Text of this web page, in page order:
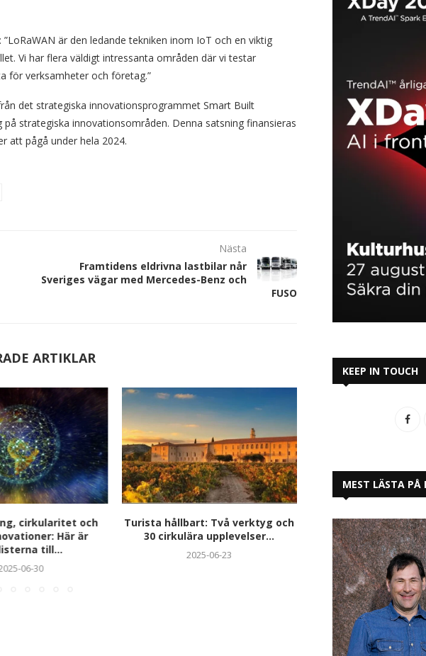
är den ledande tekniken inom IoT och en viktig
Vi har flera väldigt intressanta områden där vi testar
för verksamheter och företag.”
det strategiska innovationsprogrammet Smart Built
strategiska innovationsområden. Denna satsning finansieras
att pågå under hela 2024.
Nästa
Framtidens eldrivna lastbilar når
Sveriges vägar med Mercedes-Benz och
FUSO
ARTIKLAR
cirkularitet och
Här är
till...
06-30
Turista hållbart: Två verktyg och
30 cirkulära upplevelser...
2025-06-23
Carlsberg minskar
– 17 procent
2025-06-19
KEEP IN TOUCH
MEST LÄSTA PÅ